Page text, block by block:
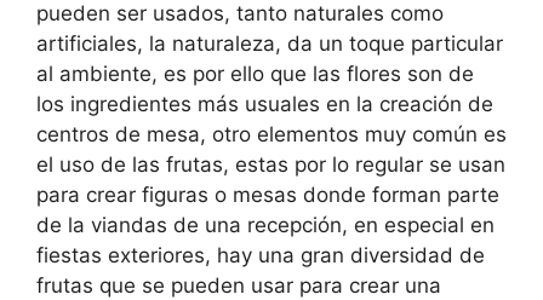
pueden ser usados, tanto naturales como
artificiales, la naturaleza, da un toque particular
al ambiente, es por ello que las flores son de
los ingredientes más usuales en la creación de
centros de mesa, otro elementos muy común es
el uso de las frutas, estas por lo regular se usan
para crear figuras o mesas donde forman parte
de la viandas de una recepción, en especial en
fiestas exteriores, hay una gran diversidad de
frutas que se pueden usar para crear una